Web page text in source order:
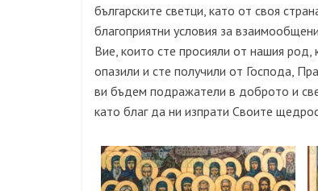
българските светци, като от своя
благоприятни условия за
Вие, които сте просияли от нашия род,
опазили и сте получили от Господа,
ви бъдем подражатели в доброто и
като благ да ни изпрати Своите